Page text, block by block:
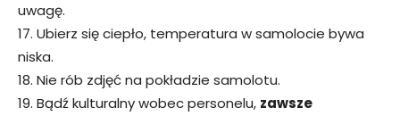
uwagę.
17. Ubierz się ciepło, temperatura w samolocie bywa
niska.
18. Nie rób zdjęć na pokładzie samolotu.
19. Bądź kulturalny wobec personelu, zawsze